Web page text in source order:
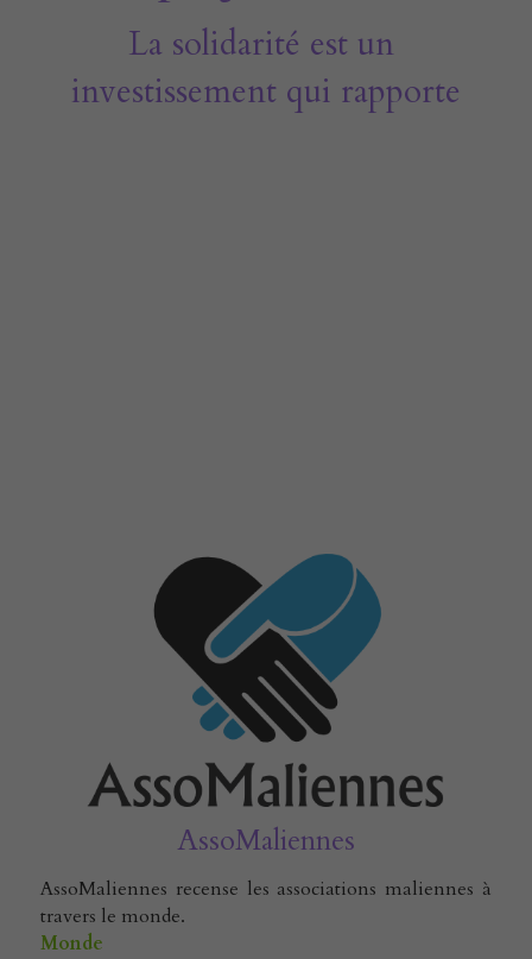
La solidarité est un
investissement qui rapporte
AssoMaliennes
AssoMaliennes recense les associations maliennes à
travers le monde.
Monde